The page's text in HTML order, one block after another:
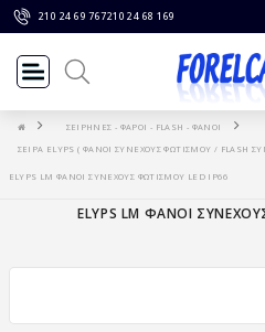
210 24 69 767210 24 68 169
ΣΕΙΡΗΝΕΣ - ΦΑΡΟΙ - FLASH - ΦΑΝΟΙ
ΣΕΙΡΑ ELYPS ( ΦΑΝΟΙ ΣΥΝΕΧΟΥΣ ΦΩΤΙΣΜΟΥ / FLASH
ELYPS LM ΦΑΝΟΙ ΣΥΝΕΧΟΥΣ ΦΩΤΙΣΜΟΥ LED IP66
ELYPS LM ΦΑΝΟΙ